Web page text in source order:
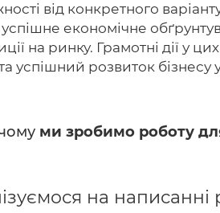
від конкретного
успішне економічне
на ринку. Грамотні дії у
успішний розвиток бізнесу
ми зробимо роботу
на написанні